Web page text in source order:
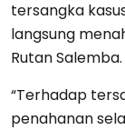
tersangka
langsung
Rutan Salemba.
“Terhadap
penahanan